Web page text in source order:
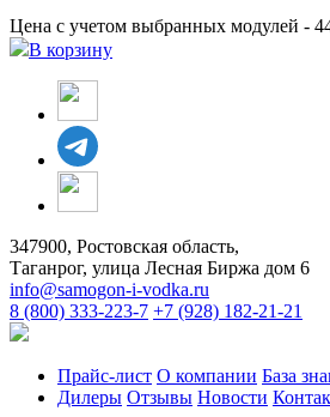
Цена с учетом выбранных модулей -
В корзину
347900, Ростовская область,
Таганрог, улица Лесная Биржа дом 6
info@samogon-i-vodka.ru
8 (800) 333-223-7 +7 (928) 182-21-21
Прайс-лист О компании База
Дилеры Отзывы Новости